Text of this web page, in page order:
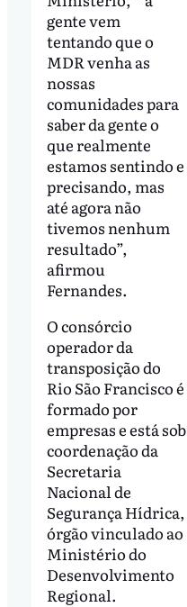
gente vem
tentando que o
MDR venha as
nossas
comunidades para
saber da gente o
que realmente
estamos sentindo e
precisando, mas
até agora não
tivemos nenhum
resultado”,
afirmou
Fernandes.
O consórcio
operador da
transposição do
Rio São Francisco é
formado por
empresas e está sob
coordenação da
Secretaria
Nacional de
Segurança Hídrica,
órgão vinculado ao
Ministério do
Desenvolvimento
Regional.